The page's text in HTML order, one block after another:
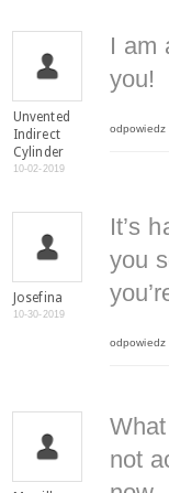
Unvented
Indirect
Cylinder
10-02-2019
I am
you!
odpowiedz
Josefina
10-30-2019
It’s
you
odpowiedz
not